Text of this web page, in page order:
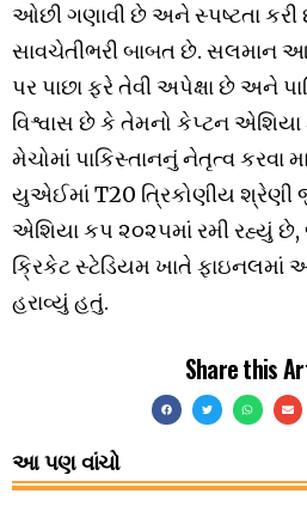
ઓછી ગણાવી છે અને સ્પષ્ટતા
સાવચેતીભરી બાબત છે. સલમાન
પર પાછા ફરે તેવી અપેક્ષા છે અને
વિશ્વાસ છે કે તેમનો કેપ્ટન
મેચોમાં પાકિસ્તાનનું નેતૃત્વ કરવા
યુએઈમાં T20 ત્રિકોણીય શ્રેણી
એશિયા કપ ૨૦૨૫માં રમી રહ્યું
ક્રિકેટ સ્ટેડિયમ ખાતે ફાઇનલમાં
હરાવ્યું હતું.
Share this
આ પણ વાંચો